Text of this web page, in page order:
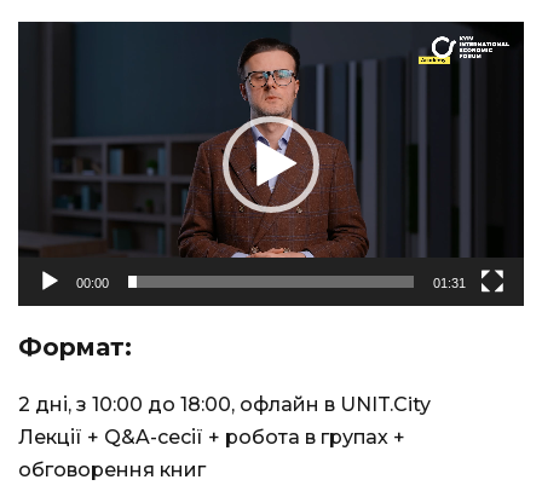
00:00 01:31
Формат:
2 дні, з 10:00 до 18:00, офлайн в UNIT.City
Лекції + Q&A-сесії + робота в групах +
обговорення книг